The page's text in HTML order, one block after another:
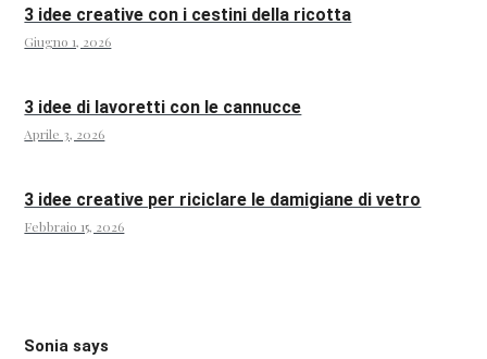
3 idee creative con i cestini della ricotta
Giugno 1, 2026
3 idee di lavoretti con le cannucce
Aprile 3, 2026
3 idee creative per riciclare le damigiane di vetro
Febbraio 15, 2026
Sonia says